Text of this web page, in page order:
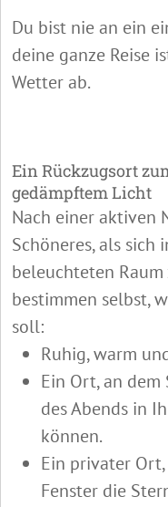
Du bist nie an ein
deine ganze Reise
Wetter ab.
Ein Rückzugsort
gedämpftem Licht
Nach einer aktiven
Schöneres, als
beleuchteten
bestimmen selbst,
soll:
Ruhig, warm
Ein Ort, an dem
des Abends in
können.
Ein privater
Fenster die